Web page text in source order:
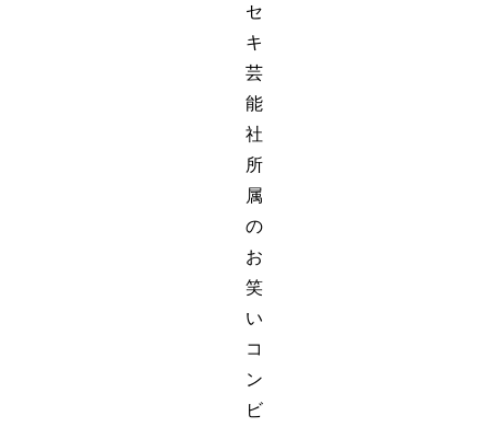
セ
キ
芸
能
社
所
属
の
お
笑
い
コ
ン
ビ